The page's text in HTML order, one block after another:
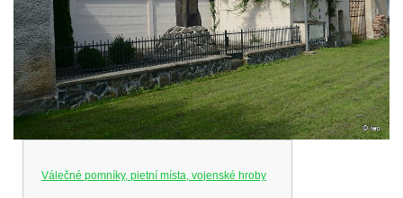
Válečné pomníky, pietní místa, vojenské hroby